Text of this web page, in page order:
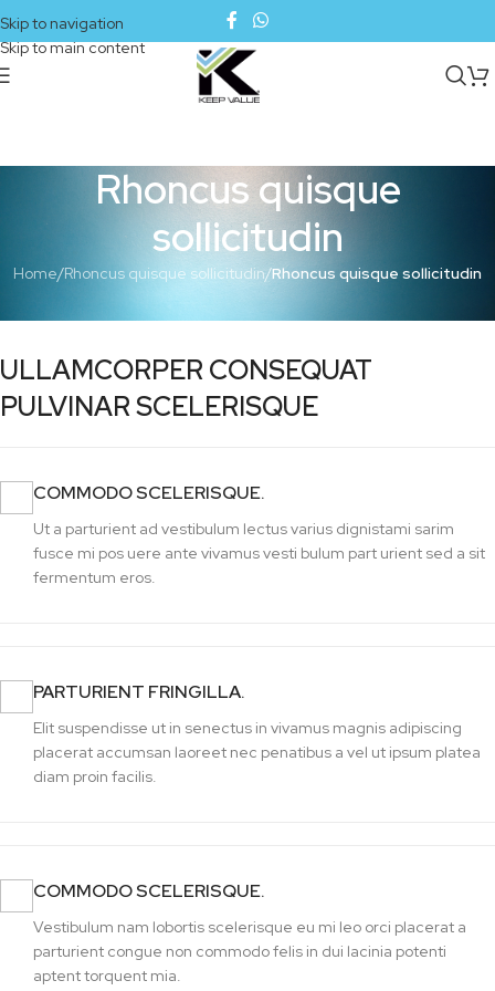
Skip to navigation
Skip to main content
Rhoncus quisque
sollicitudin
Home/Rhoncus quisque sollicitudin/Rhoncus quisque sollicitudin
ULLAMCORPER CONSEQUAT
PULVINAR SCELERISQUE
COMMODO SCELERISQUE.
Ut a parturient ad vestibulum lectus varius dignistami sarim
fusce mi pos uere ante vivamus vesti bulum part urient sed a sit
fermentum eros.
PARTURIENT FRINGILLA.
Elit suspendisse ut in senectus in vivamus magnis adipiscing
placerat accumsan laoreet nec penatibus a vel ut ipsum platea
diam proin facilis.
COMMODO SCELERISQUE.
Vestibulum nam lobortis scelerisque eu mi leo orci placerat a
parturient congue non commodo felis in dui lacinia potenti
aptent torquent mia.